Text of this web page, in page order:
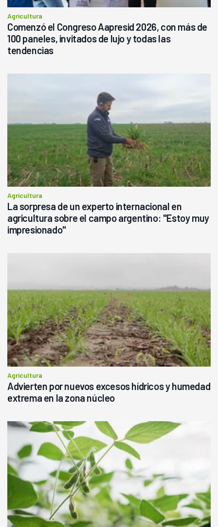
Agricultura
Comenzó el Congreso Aapresid 2026, con más de
100 paneles, invitados de lujo y todas las
tendencias
Agricultura
La sorpresa de un experto internacional en
agricultura sobre el campo argentino: "Estoy muy
impresionado"
Agricultura
Advierten por nuevos excesos hídricos y humedad
extrema en la zona núcleo